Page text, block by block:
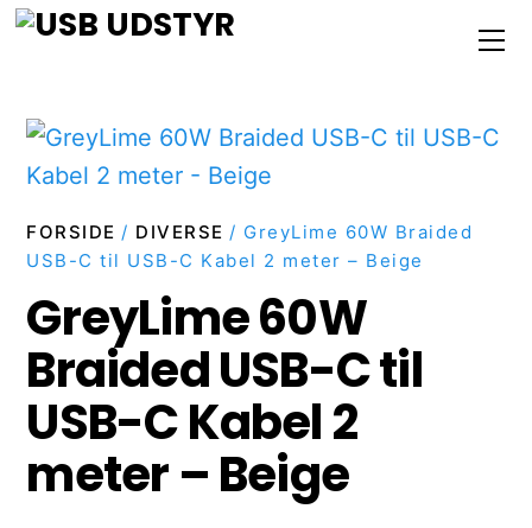
Skip
FORSIDE / DIVERSE / GreyLime 60W Braided
USB-C til USB-C Kabel 2 meter – Beige
GreyLime 60W
Braided USB-C til
USB-C Kabel 2
meter – Beige